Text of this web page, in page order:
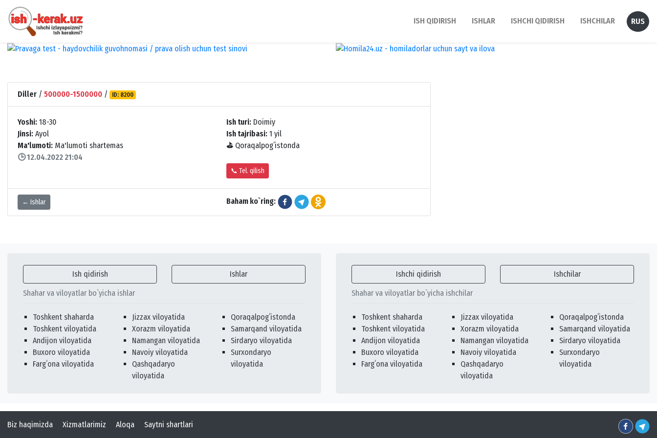
ISH QIDIRISH ISHLAR ISHCHI QIDIRISH ISHCHILAR RUS
Diller / 500000-1500000 / ID: 8200
Yoshi: 18-30
Jinsi: Ayol
Ma'lumoti: Ma'lumoti shartemas
🕒 12.04.2022 21:04
Ish turi: Doimiy
Ish tajribasi: 1 yil
⛳ Qoraqalpogʻistonda
📞 Tel. qilish
← Ishlar Baham ko`ring:
Ish qidirish Ishlar
Shahar va viloyatlar bo`yicha ishlar
Toshkent shaharda
Toshkent viloyatida
Andijon viloyatida
Buxoro viloyatida
Fargʻona viloyatida
Jizzax viloyatida
Xorazm viloyatida
Namangan viloyatida
Navoiy viloyatida
Qashqadaryo
viloyatida
Qoraqalpogʻistonda
Samarqand viloyatida
Sirdaryo viloyatida
Surxondaryo
viloyatida
Ishchi qidirish Ishchilar
Shahar va viloyatlar bo`yicha ishchilar
Toshkent shaharda
Toshkent viloyatida
Andijon viloyatida
Buxoro viloyatida
Fargʻona viloyatida
Jizzax viloyatida
Xorazm viloyatida
Namangan viloyatida
Navoiy viloyatida
Qashqadaryo
viloyatida
Qoraqalpogʻistonda
Samarqand viloyatida
Sirdaryo viloyatida
Surxondaryo
viloyatida
Biz haqimizda Xizmatlarimiz Aloqa Saytni shartlari